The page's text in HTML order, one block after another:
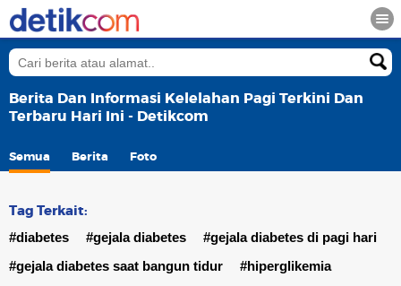
Berita Dan Informasi Kelelahan Pagi Terkini Dan
Terbaru Hari Ini - Detikcom
Semua Berita Foto
Tag Terkait:
#diabetes #gejala diabetes
#gejala diabetes di pagi hari
#gejala diabetes saat bangun tidur
#hiperglikemia